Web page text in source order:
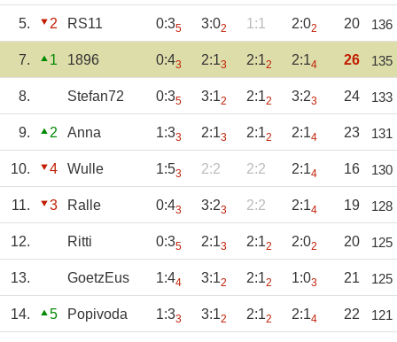
5. 2 RS11 0:35 3:02 1:1 2:02 20 136
7. 1 1896 0:43 2:13 2:12 2:14 26 135
8. Stefan72 0:35 3:12 2:12 3:23 24 133
9. 2 Anna 1:33 2:13 2:12 2:14 23 131
10. 4 Wulle 1:53 2:2 2:2 2:14 16 130
11. 3 Ralle 0:43 3:23 2:2 2:14 19 128
12. Ritti 0:35 2:13 2:12 2:02 20 125
13. GoetzEus 1:44 3:12 2:12 1:03 21 125
14. 5 Popivoda 1:33 3:12 2:12 2:14 22 121